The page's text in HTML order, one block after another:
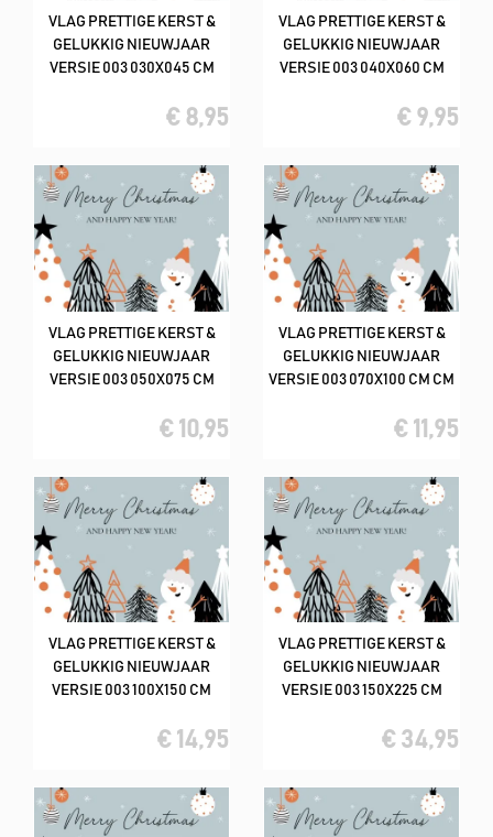
VLAG PRETTIGE KERST &
GELUKKIG NIEUWJAAR
VERSIE 003 030X045 CM
€ 8,95
VLAG PRETTIGE KERST &
GELUKKIG NIEUWJAAR
VERSIE 003 040X060 CM
€ 9,95
VLAG PRETTIGE KERST &
GELUKKIG NIEUWJAAR
VERSIE 003 050X075 CM
€ 10,95
VLAG PRETTIGE KERST &
GELUKKIG NIEUWJAAR
VERSIE 003 070X100 CM CM
€ 11,95
VLAG PRETTIGE KERST &
GELUKKIG NIEUWJAAR
VERSIE 003 100X150 CM
€ 14,95
VLAG PRETTIGE KERST &
GELUKKIG NIEUWJAAR
VERSIE 003 150X225 CM
€ 34,95